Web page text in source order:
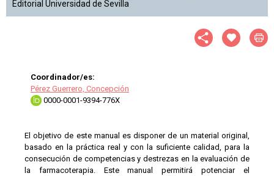
Editorial Universidad de Sevilla
Coordinador/es:
Pérez Guerrero, Concepción
0000-0001-9394-776X
El objetivo de este manual es disponer de un material original,
basado en la práctica real y con la suficiente calidad, para la
consecución de competencias y destrezas en la evaluación de
la farmacoterapia. Este manual permitirá potenciar el